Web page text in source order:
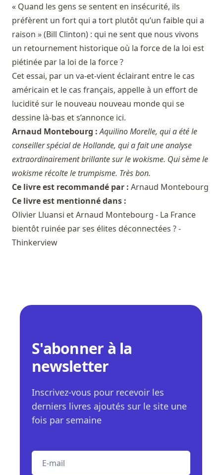
« Quand les gens se sentent en insécurité, ils
préfèrent un fort qui a tort plutôt qu’un faible qui a
raison » (Bill Clinton) : qui ne sent que nous vivons
un retournement historique où la force de la loi est
piétinée par la loi de la force ?
Cet essai, par un va-et-vient éclairant entre le cas
américain et le cas français, appelle à un effort de
lucidité sur le nouveau nouveau monde qui se
dessine là-bas et s’annonce ici.
Arnaud Montebourg :Aquilino Morelle, qui a été le
conseiller spécial de Hollande, qui a fait une analyse
extraordinairement brillante sur le wokisme. Qui sème le
wokisme récolte le trumpisme. Très bon.
Ce livre est recommandé par : Arnaud Montebourg
Ce livre est mentionné dans :
Olivier Lluansi et Arnaud Montebourg - La France
bientôt ruinée par ses élites déconnectées ? -
Thinkerview
S'abonner à la
newsletter
Inscrivez-vous pour recevoir les
derniers livres ajoutés sur le site une
fois par semaine
E-mail